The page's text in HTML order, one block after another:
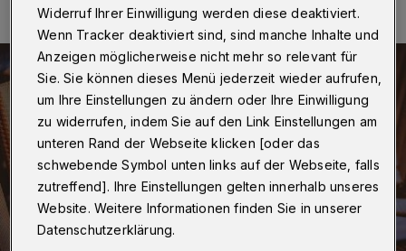
Widerruf Ihrer Einwilligung werden diese deaktiviert.
Wenn Tracker deaktiviert sind, sind manche Inhalte und
Anzeigen möglicherweise nicht mehr so relevant für
Sie. Sie können dieses Menü jederzeit wieder aufrufen,
um Ihre Einstellungen zu ändern oder Ihre Einwilligung
zu widerrufen, indem Sie auf den Link Einstellungen am
unteren Rand der Webseite klicken [oder das
schwebende Symbol unten links auf der Webseite, falls
zutreffend]. Ihre Einstellungen gelten innerhalb unseres
Website. Weitere Informationen finden Sie in unserer
Datenschutzerklärung.